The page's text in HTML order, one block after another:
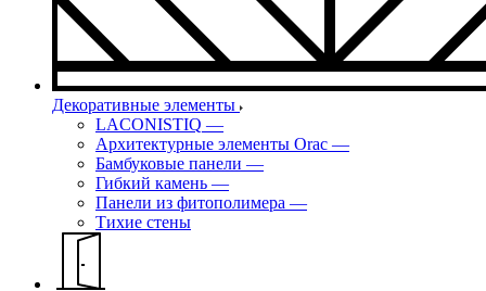
Декоративные элементы
LACONISTIQ —
Архитектурные элементы Orac —
Бамбуковые панели —
Гибкий камень —
Панели из фитополимера —
Тихие стены